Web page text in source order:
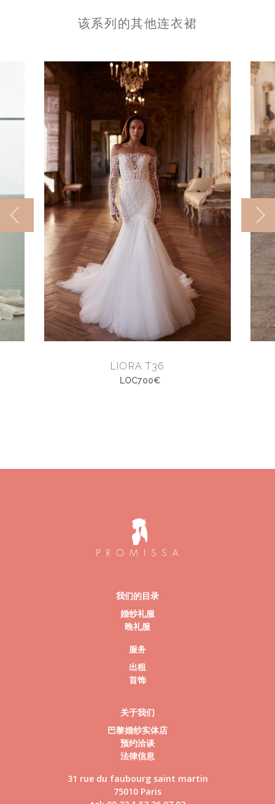
该系列的其他连衣裙
LIORA T36
LOC700€
我们的目录
婚纱礼服
晚礼服
服务
出租
首饰
关于我们
巴黎婚纱实体店
预约洽谈
法律信息
31 rue du faubourg saint martin
75010 Paris